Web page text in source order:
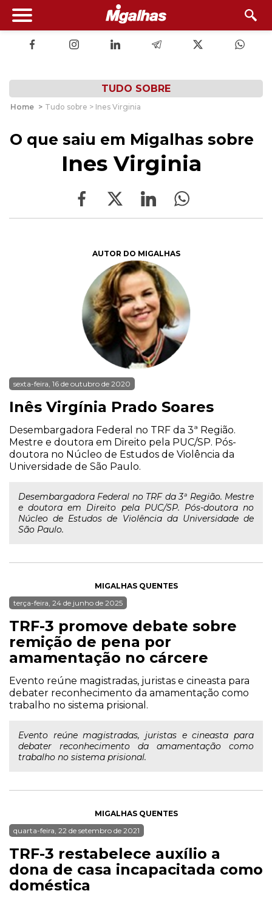
TUDO SOBRE
Home > Tudo sobre > Ines Virginia
O que saiu em Migalhas sobre
Ines Virginia
AUTOR DO MIGALHAS
sexta-feira, 16 de outubro de 2020
Inês Virgínia Prado Soares
Desembargadora Federal no TRF da 3ª Região.
Mestre e doutora em Direito pela PUC/SP. Pós-
doutora no Núcleo de Estudos de Violência da
Universidade de São Paulo.
Desembargadora Federal no TRF da 3ª Região. Mestre
e doutora em Direito pela PUC/SP. Pós-doutora no
Núcleo de Estudos de Violência da Universidade de
São Paulo.
MIGALHAS QUENTES
terça-feira, 24 de junho de 2025
TRF-3 promove debate sobre
remição de pena por
amamentação no cárcere
Evento reúne magistradas, juristas e cineasta para
debater reconhecimento da amamentação como
trabalho no sistema prisional.
Evento reúne magistradas, juristas e cineasta para
debater reconhecimento da amamentação como
trabalho no sistema prisional.
MIGALHAS QUENTES
quarta-feira, 22 de setembro de 2021
TRF-3 restabelece auxílio a
dona de casa incapacitada como
doméstica